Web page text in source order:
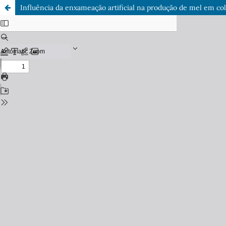
Influência da enxameação artificial na produção de mel em